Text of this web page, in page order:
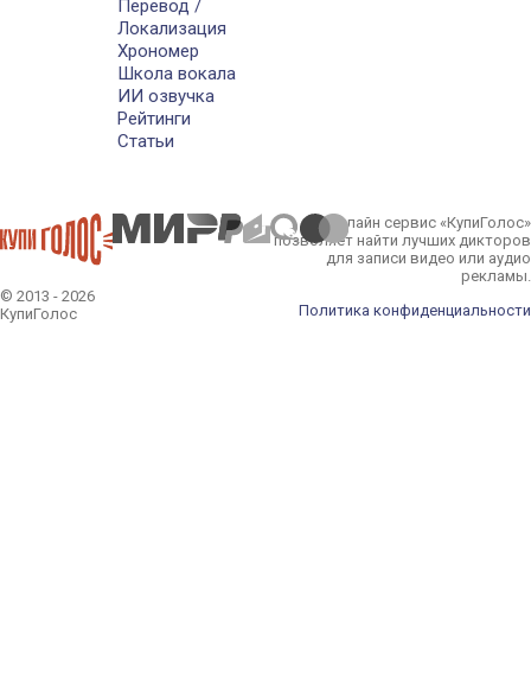
Перевод /
Локализация
Хрономер
Школа вокала
ИИ озвучка
Рейтинги
Статьи
© 2013 - 2026
КупиГолос
Онлайн сервис «КупиГолос»
позволяет найти лучших дикторов
для записи видео или аудио
рекламы.
Политика конфиденциальности